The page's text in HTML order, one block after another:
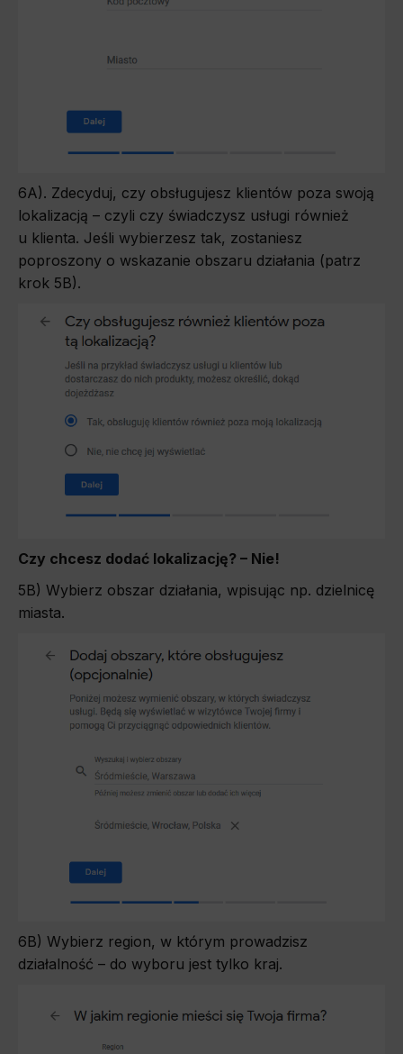
6A). Zdecyduj, czy obsługujesz klientów poza swoją
lokalizacją – czyli czy świadczysz usługi również
u klienta. Jeśli wybierzesz tak, zostaniesz
poproszony o wskazanie obszaru działania (patrz
krok 5B).
Czy chcesz dodać lokalizację? – Nie!
5B) Wybierz obszar działania, wpisując np. dzielnicę
miasta.
6B) Wybierz region, w którym prowadzisz
działalność – do wyboru jest tylko kraj.